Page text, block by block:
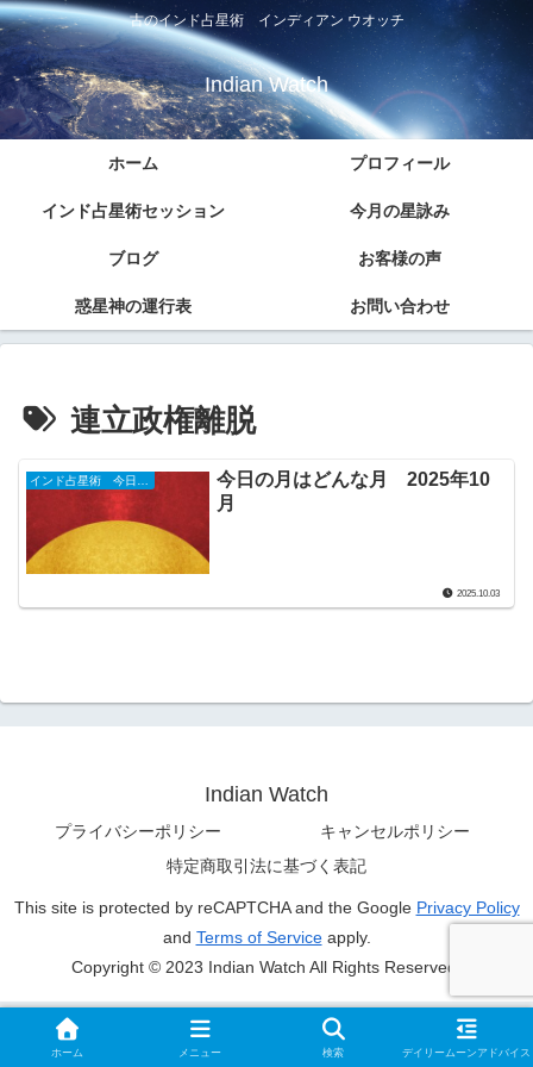
古のインド占星術 インディアン ウオッチ
Indian Watch
ホーム プロフィール
インド占星術セッション 今月の星詠み
ブログ お客様の声
惑星神の運行表 お問い合わせ
連立政権離脱
今日の月はどんな月 2025年10
月
2025.10.03
Indian Watch
プライバシーポリシー
キャンセルポリシー
特定商取引法に基づく表記
This site is protected by reCAPTCHA and the Google Privacy Policy
and Terms of Serviceapply.
Copyright © 2023 Indian Watch All Rights Reserved.
ホーム メニュー 検索 デイリームーンアドバイス